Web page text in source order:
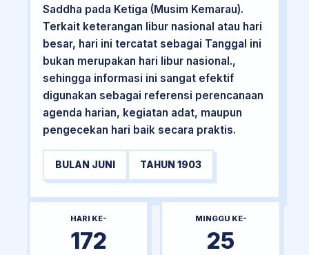
Saddha pada Ketiga (Musim Kemarau).
Terkait keterangan libur nasional atau hari
besar, hari ini tercatat sebagai Tanggal ini
bukan merupakan hari libur nasional.,
sehingga informasi ini sangat efektif
digunakan sebagai referensi perencanaan
agenda harian, kegiatan adat, maupun
pengecekan hari baik secara praktis.
BULAN JUNI TAHUN 1903
HARI KE-
172
MINGGU KE-
25